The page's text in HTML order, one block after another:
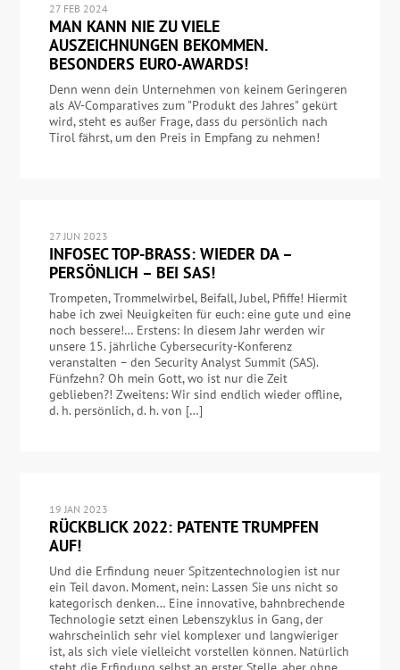
27 FEB 2024
MAN KANN NIE ZU VIELE
AUSZEICHNUNGEN BEKOMMEN.
BESONDERS EURO-AWARDS!
Denn wenn dein Unternehmen von keinem Geringeren
als AV-Comparatives zum "Produkt des Jahres" gekürt
wird, steht es außer Frage, dass du persönlich nach
Tirol fährst, um den Preis in Empfang zu nehmen!
27 JUN 2023
INFOSEC TOP-BRASS: WIEDER DA –
PERSÖNLICH – BEI SAS!
Trompeten, Trommelwirbel, Beifall, Jubel, Pfiffe! Hiermit
habe ich zwei Neuigkeiten für euch: eine gute und eine
noch bessere!… Erstens: In diesem Jahr werden wir
unsere 15. jährliche Cybersecurity-Konferenz
veranstalten – den Security Analyst Summit (SAS).
Fünfzehn? Oh mein Gott, wo ist nur die Zeit
geblieben?! Zweitens: Wir sind endlich wieder offline,
d. h. persönlich, d. h. von […]
19 JAN 2023
RÜCKBLICK 2022: PATENTE TRUMPFEN
AUF!
Und die Erfindung neuer Spitzentechnologien ist nur
ein Teil davon. Moment, nein: Lassen Sie uns nicht so
kategorisch denken… Eine innovative, bahnbrechende
Technologie setzt einen Lebenszyklus in Gang, der
wahrscheinlich sehr viel komplexer und langwieriger
ist, als sich viele vielleicht vorstellen können. Natürlich